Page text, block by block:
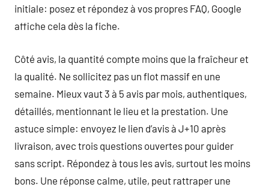
initiale: posez et répondez à vos propres FAQ, Google
affiche cela dès la fiche.
Côté avis, la quantité compte moins que la fraîcheur et
la qualité. Ne sollicitez pas un flot massif en une
semaine. Mieux vaut 3 à 5 avis par mois, authentiques,
détaillés, mentionnant le lieu et la prestation. Une
astuce simple: envoyez le lien d’avis à J+10 après
livraison, avec trois questions ouvertes pour guider
sans script. Répondez à tous les avis, surtout les moins
bons. Une réponse calme, utile, peut rattraper une